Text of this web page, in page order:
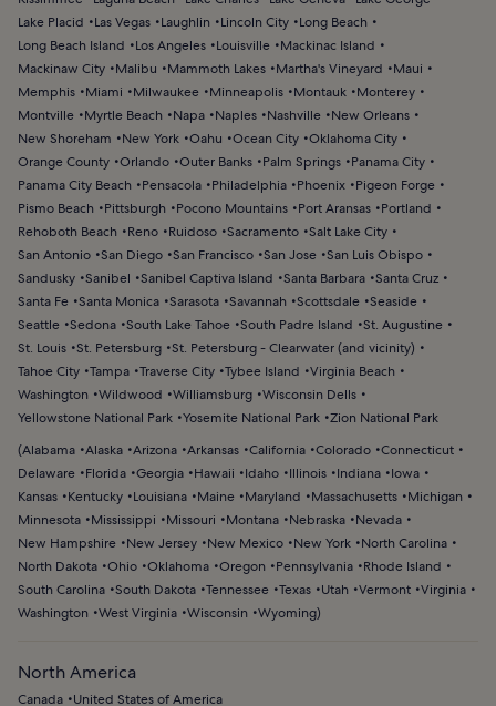
Lake Placid
Las Vegas Laughlin Lincoln City
Long Beach
Long Beach Island
Los Angeles Louisville
Mackinac Island
Mackinaw City
Malibu Mammoth Lakes Martha's Vineyard
Maui
Memphis
Miami Milwaukee Minneapolis Montauk
Monterey
Montville
Myrtle Beach Napa Naples Nashville
New Orleans
New Shoreham
New York Oahu Ocean City Oklahoma City
Orange County Orlando Outer Banks Palm Springs
Panama City
Panama City Beach
Pensacola Philadelphia Phoenix
Pigeon Forge
Pismo Beach
Pittsburgh Pocono Mountains Port Aransas
Portland
Rehoboth Beach
Reno Ruidoso Sacramento Salt Lake City
San Antonio San Diego San Francisco San Jose San Luis Obispo
Sandusky Sanibel Sanibel Captiva Island Santa Barbara Santa Cruz
Santa Fe Santa Monica Sarasota Savannah Scottsdale Seaside
Seattle Sedona South Lake Tahoe South Padre Island
St. Augustine
St. Louis St. Petersburg St. Petersburg - Clearwater (and vicinity)
Tahoe City Tampa Traverse City Tybee Island
Virginia Beach
Washington
Wildwood Williamsburg Wisconsin Dells
Yellowstone National Park Yosemite National Park Zion National Park
(Alabama Alaska Arizona Arkansas California Colorado Connecticut
Delaware
Florida Georgia Hawaii Idaho Illinois Indiana
Iowa
Kansas
Kentucky Louisiana Maine Maryland Massachusetts
Michigan
Minnesota
Mississippi Missouri Montana Nebraska
Nevada
New Hampshire
New Jersey New Mexico New York
North Carolina
North Dakota Ohio Oklahoma Oregon Pennsylvania
Rhode Island
South Carolina South Dakota Tennessee Texas Utah Vermont Virginia
Washington
West Virginia Wisconsin Wyoming)
North America
Canada United States of America